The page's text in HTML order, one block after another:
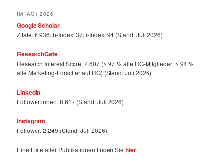
IMPACT 2026
Google Scholar
Zitate: 6.936; h-Index: 37; i-Index: 94 (Stand: Juli 2026)
ResearchGate
Research Interest Score: 2.607 (> 97 % alle RG-Mitglieder: > 98 %
alle Marketing-Forscher auf RG) (Stand: Juli 2026)
LinkedIn
Follower:innen: 8.617 (Stand: Juli 2026)
Instagram
Follower: 2.249 (Stand: Juli 2026)
Eine Liste aller Publikationen finden Siehier.